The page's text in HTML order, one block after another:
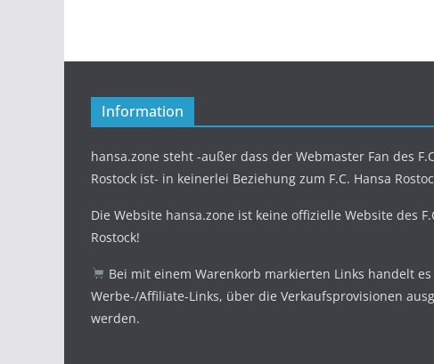
Information
hansa.zone steht -außer dass der Webmaster Fan des
Rostock ist- in keinerlei Beziehung zum F.C. Hansa
Die Website hansa.zone ist keine offizielle Website des
Rostock!
Bei mit einem Warenkorb markierten Links handelt
Werbe-/Affiliate-Links, über die Verkaufsprovisionen
werden.